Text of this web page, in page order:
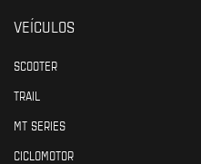
VEÍCULOS
SCOOTER
TRAIL
MT SERIES
CICLOMOTOR